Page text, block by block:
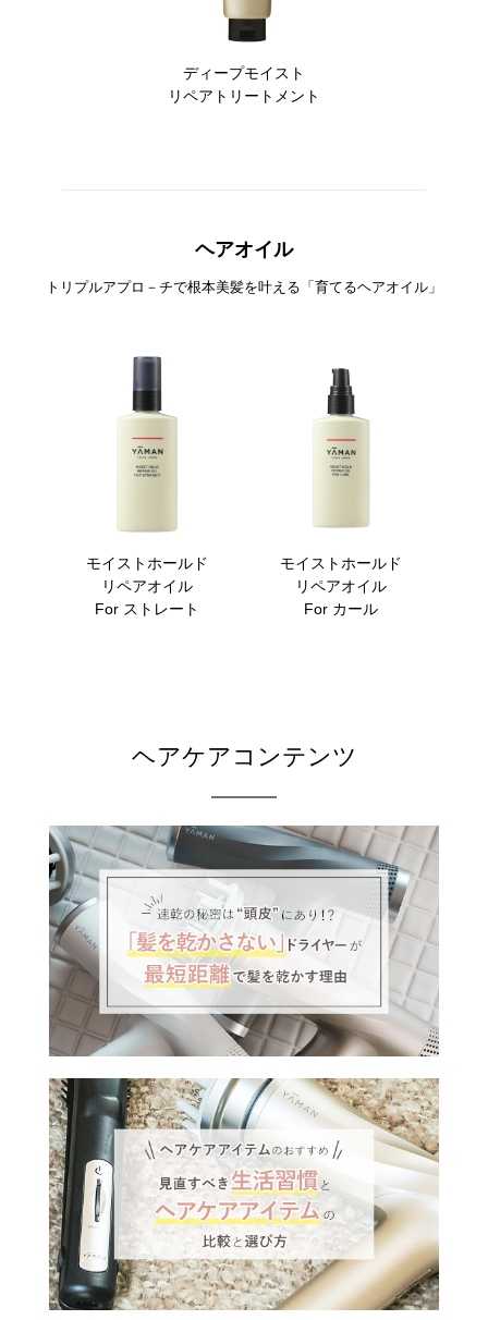
ディープモイスト
リペアトリートメント
ヘアオイル
トリプルアプロ－チで根本美髪を叶える「育てるヘアオイル」
モイストホールド
リペアオイル
For ストレート
モイストホールド
リペアオイル
For カール
ヘアケアコンテンツ